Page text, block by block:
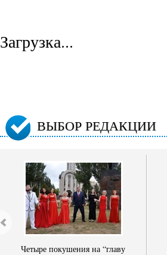
Загрузка...
ВЫБОР РЕДАКЦИИ
Четыре покушения на “главу